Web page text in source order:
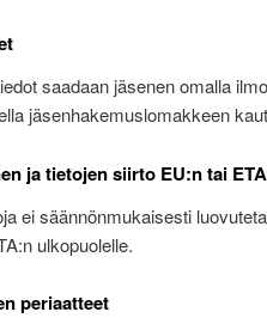
saadaan jäsenen omalla
jäsenhakemuslomakkeen
tietojen siirto EU:n tai
ei säännönmukaisesti
ulkopuolelle.
periaatteet